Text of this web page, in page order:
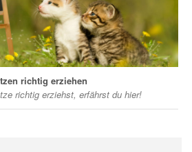
richtig erziehen
richtig erziehst, erfährst du hier!